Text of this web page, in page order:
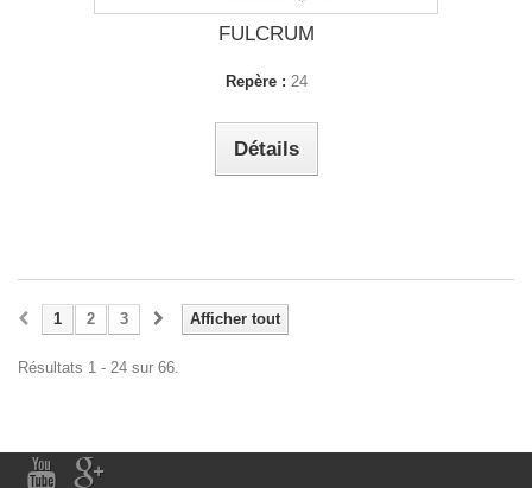
FULCRUM
Repère : 24
Détails
Afficher tout
1 2 3
Résultats 1 - 24 sur 66.